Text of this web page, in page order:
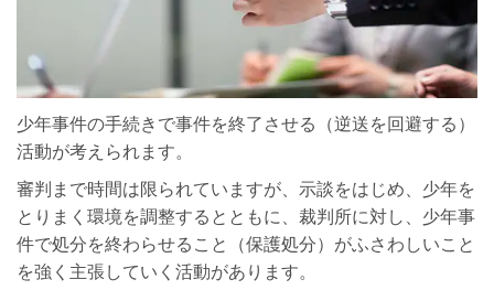
少年事件の手続きで事件を終了させる（逆送を回避する）
活動が考えられます。
審判まで時間は限られていますが、示談をはじめ、少年を
とりまく環境を調整するとともに、裁判所に対し、少年事
件で処分を終わらせること（保護処分）がふさわしいこと
を強く主張していく活動があります。